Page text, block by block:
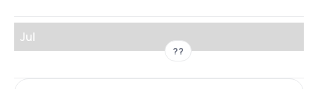
Jul
??